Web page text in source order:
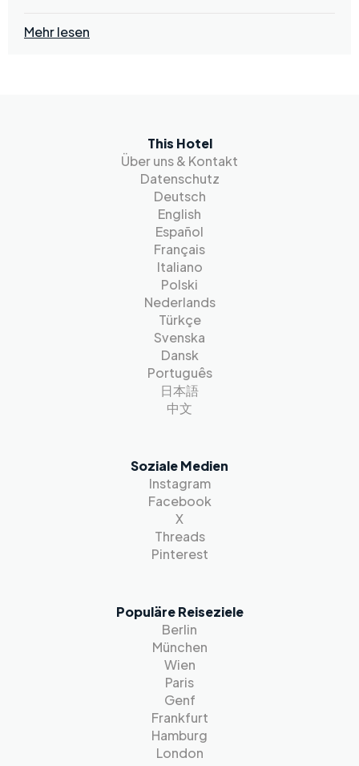
Mehr lesen
This Hotel
Über uns & Kontakt
Datenschutz
Deutsch
English
Español
Français
Italiano
Polski
Nederlands
Türkçe
Svenska
Dansk
Português
日本語
中文
Soziale Medien
Instagram
Facebook
X
Threads
Pinterest
Populäre Reiseziele
Berlin
München
Wien
Paris
Genf
Frankfurt
Hamburg
London